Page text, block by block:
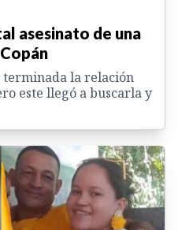
asesinato de una
la relación
este llegó a buscarla y